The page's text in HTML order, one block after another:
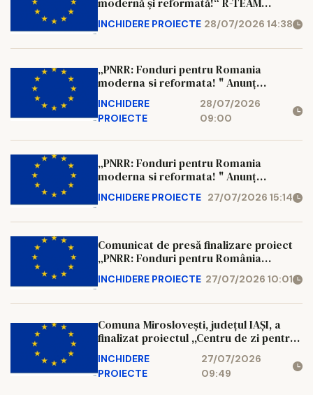
finalizarea proiectului cu titlul
INVESTITII IN ECHIPAMENTE SPECIFICE
”, finanţat prin Planul Naţional de R
INCHIDERE PROIECTE 28/07/2026 14:38
„PNRR: Fonduri pentru Romania
moderna si reformata! " Anunț
27 iulie 2026 Beneficiar: Comuna
ADÂNCATA COMUNA ADÂNCATA, în
INCHIDERE
PROIECTE
28/07/2026
09:00
„PNRR: Fonduri pentru Romania
moderna si reformata! " Anunț
27 iulie 2026 Beneficiar: Comuna
INCHIDERE PROIECTE 27/07/2026 15:14
Comunicat de presă finalizare proiect
„PNRR: Fonduri pentru România
Vulturești, în calitate de beneficiar,
siguranta a spatiului public in com
INCHIDERE PROIECTE 27/07/2026 10:01
Comuna Miroslovești, județul IAȘI, a
finalizat proiectul ,,Centru de zi pentru
copii în comuna Miroslovești, județul
Iași”, cod proiect 1237408769, finanţat
INCHIDERE
PROIECTE
27/07/2026
09:49